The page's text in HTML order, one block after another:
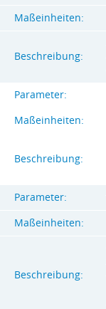
Maßeinheiten:
Beschreibung:
Parameter:
Maßeinheiten:
Beschreibung:
Parameter:
Maßeinheiten:
Beschreibung: